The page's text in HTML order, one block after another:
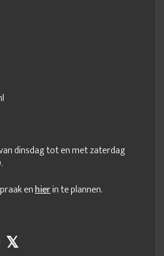
dinsdag tot en met zaterdag
enhierin te plannen.